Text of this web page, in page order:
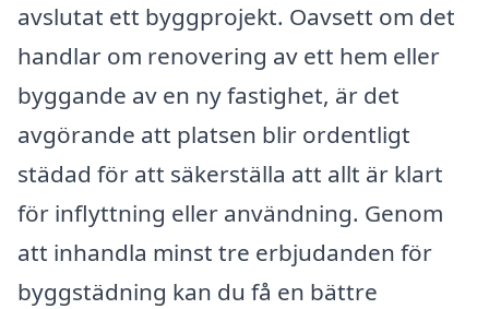
avslutat ett byggprojekt. Oavsett om det
handlar om renovering av ett hem eller
byggande av en ny fastighet, är det
avgörande att platsen blir ordentligt
städad för att säkerställa att allt är klart
för inflyttning eller användning. Genom
att inhandla minst tre erbjudanden för
byggstädning kan du få en bättre